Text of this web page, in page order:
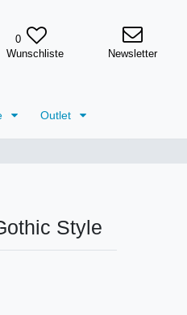
0
Newsletter
Outlet
Style